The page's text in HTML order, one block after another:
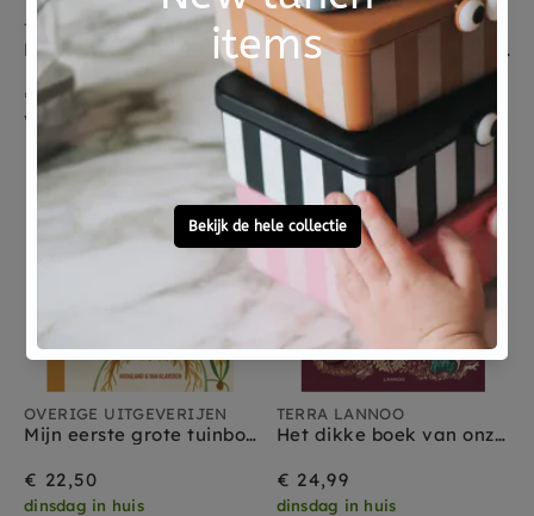
TERRA LANNOO
Metamorfose 8 jr+
€ 27,99
Verwacht
LEMNISCAAT
Dierentaal en Plantenpraat 8 jr+
€ 19,95
dinsdag in huis
OVERIGE UITGEVERIJEN
Mijn eerste grote tuinboek 6 jr+
€ 22,50
dinsdag in huis
TERRA LANNOO
Het dikke boek van onze bijzondere natuur 9 jr+
€ 24,99
dinsdag in huis